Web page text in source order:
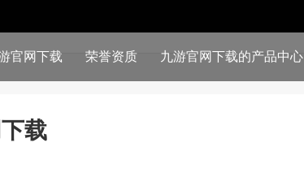
官网下载 荣誉资质 九游官网下载的产品中心
载